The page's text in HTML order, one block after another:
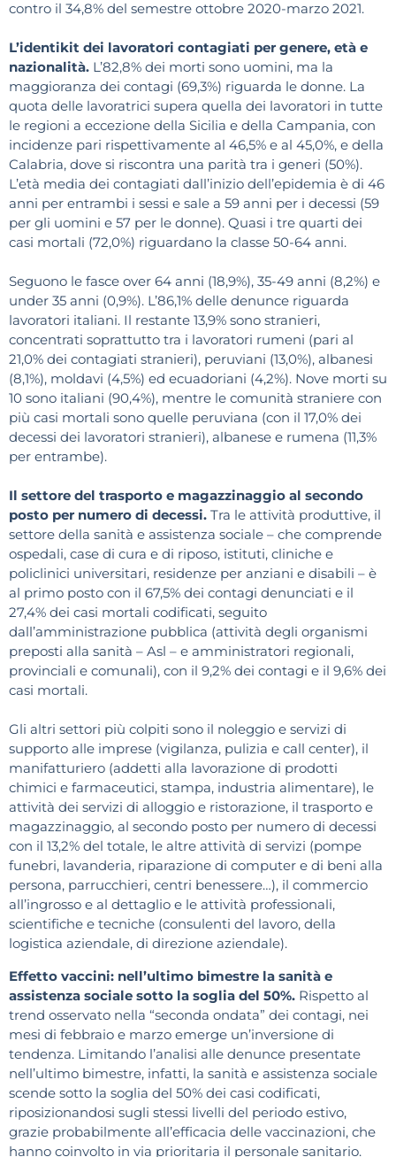
contro il 34,8% del semestre ottobre 2020-marzo 2021.
L’identikit dei lavoratori contagiati per genere, età e
nazionalità. L’82,8% dei morti sono uomini, ma la
maggioranza dei contagi (69,3%) riguarda le donne. La
quota delle lavoratrici supera quella dei lavoratori in tutte
le regioni a eccezione della Sicilia e della Campania, con
incidenze pari rispettivamente al 46,5% e al 45,0%, e della
Calabria, dove si riscontra una parità tra i generi (50%).
L’età media dei contagiati dall’inizio dell’epidemia è di 46
anni per entrambi i sessi e sale a 59 anni per i decessi (59
per gli uomini e 57 per le donne). Quasi i tre quarti dei
casi mortali (72,0%) riguardano la classe 50-64 anni.
Seguono le fasce over 64 anni (18,9%), 35-49 anni (8,2%) e
under 35 anni (0,9%). L’86,1% delle denunce riguarda
lavoratori italiani. Il restante 13,9% sono stranieri,
concentrati soprattutto tra i lavoratori rumeni (pari al
21,0% dei contagiati stranieri), peruviani (13,0%), albanesi
(8,1%), moldavi (4,5%) ed ecuadoriani (4,2%). Nove morti su
10 sono italiani (90,4%), mentre le comunità straniere con
più casi mortali sono quelle peruviana (con il 17,0% dei
decessi dei lavoratori stranieri), albanese e rumena (11,3%
per entrambe).
Il settore del trasporto e magazzinaggio al secondo
posto per numero di decessi. Tra le attività produttive, il
settore della sanità e assistenza sociale – che comprende
ospedali, case di cura e di riposo, istituti, cliniche e
policlinici universitari, residenze per anziani e disabili – è
al primo posto con il 67,5% dei contagi denunciati e il
27,4% dei casi mortali codificati, seguito
dall’amministrazione pubblica (attività degli organismi
preposti alla sanità – Asl – e amministratori regionali,
provinciali e comunali), con il 9,2% dei contagi e il 9,6% dei
casi mortali.
Gli altri settori più colpiti sono il noleggio e servizi di
supporto alle imprese (vigilanza, pulizia e call center), il
manifatturiero (addetti alla lavorazione di prodotti
chimici e farmaceutici, stampa, industria alimentare), le
attività dei servizi di alloggio e ristorazione, il trasporto e
magazzinaggio, al secondo posto per numero di decessi
con il 13,2% del totale, le altre attività di servizi (pompe
funebri, lavanderia, riparazione di computer e di beni alla
persona, parrucchieri, centri benessere…), il commercio
all’ingrosso e al dettaglio e le attività professionali,
scientifiche e tecniche (consulenti del lavoro, della
logistica aziendale, di direzione aziendale).
Effetto vaccini: nell’ultimo bimestre la sanità e
assistenza sociale sotto la soglia del 50%. Rispetto al
trend osservato nella “seconda ondata” dei contagi, nei
mesi di febbraio e marzo emerge un’inversione di
tendenza. Limitando l’analisi alle denunce presentate
nell’ultimo bimestre, infatti, la sanità e assistenza sociale
scende sotto la soglia del 50% dei casi codificati,
riposizionandosi sugli stessi livelli del periodo estivo,
grazie probabilmente all’efficacia delle vaccinazioni, che
hanno coinvolto in via prioritaria il personale sanitario.